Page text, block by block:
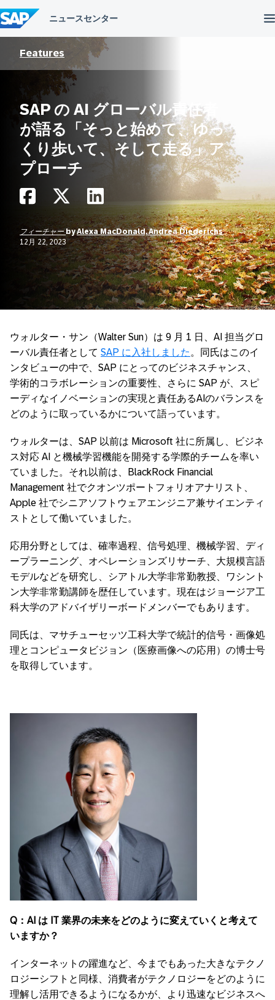
ン
テ
ン
Features
SAP の AI グローバル責任者
が語る「そっと始めて、ゆっ
くり歩いて、そして走る」ア
プローチ
フィーチャーbyAlexa MacDonald, Andrea Diederichs
12月 22, 2023
ウォルター・サン（Walter Sun）は 9 月 1 日、AI 担当グロ
ーバル責任者として SAP に入社しました 。同氏はこのイ
ンタビューの中で、SAP にとってのビジネスチャンス、
学術的コラボレーションの重要性、さらに SAP が、スピ
ーディなイノベーションの実現と責任あるAIのバランスを
どのように取っているかについて語っています。
ウォルターは、SAP 以前は Microsoft 社に所属し、ビジネ
ス対応 AI と機械学習機能を開発する学際的チームを率い
ていました。それ以前は、BlackRock Financial
Management 社でクオンツポートフォリオアナリスト、
Apple 社でシニアソフトウェアエンジニア兼サイエンティ
ストとして働いていました。
応用分野としては、確率過程、信号処理、機械学習、ディ
ープラーニング、オペレーションズリサーチ、大規模言語
モデルなどを研究し、シアトル大学非常勤教授、ワシント
ン大学非常勤講師を歴任しています。現在はジョージア工
科大学のアドバイザリーボードメンバーでもあります。
同氏は、マサチューセッツ工科大学で統計的信号・画像処
理とコンピュータビジョン（医療画像への応用）の博士号
を取得しています。
Q ： AI は IT 業界の未来をどのように変えていくと考えて
いますか？
インターネットの躍進など、今までもあった大きなテクノ
ロジーシフトと同様、消費者がテクノロジーをどのように
理解し活用できるようになるかが、より迅速なビジネスへ